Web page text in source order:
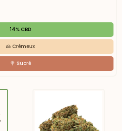
14% CBD
🍰 Crémeux
🍭 Sucré